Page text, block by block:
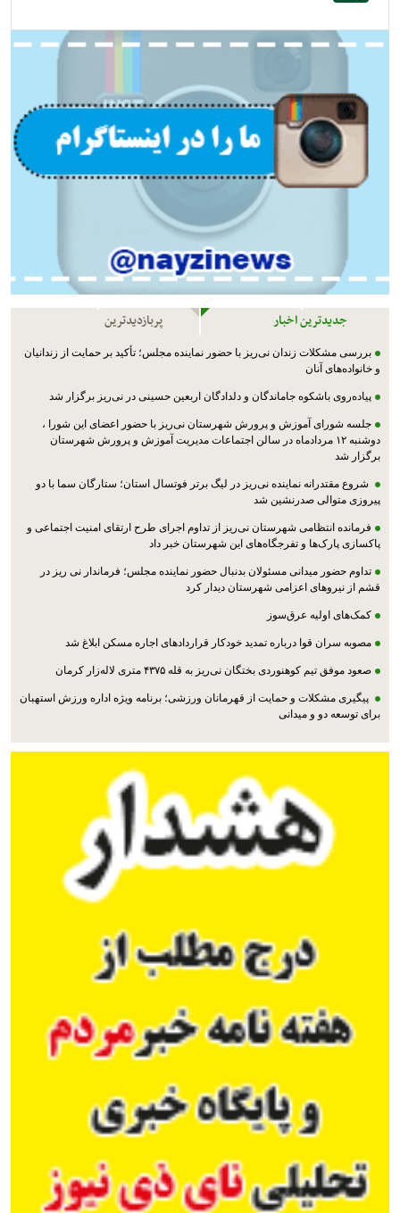
جدیدترین اخبار پربازدیدترین
بررسی مشکلات زندان نی‌ریز با حضور نماینده مجلس؛ تأکید بر حمایت از زندانیان
و خانواده‌های آنان
پیاده‌روی باشکوه جاماندگان و دلدادگان اربعین حسینی در نی‌ریز برگزار شد
جلسه شورای آموزش و پرورش شهرستان نی‌ریز با حضور اعضای این شورا ،
دوشنبه ۱۲ مردادماه در سالن اجتماعات مدیریت آموزش و پرورش شهرستان
برگزار شد
شروع مقتدرانه نماینده نی‌ریز در لیگ برتر فوتسال استان؛ ستارگان سما با دو
پیروزی متوالی صدرنشین شد
فرمانده انتظامی شهرستان نی‌ریز از تداوم اجرای طرح ارتقای امنیت اجتماعی و
پاکسازی پارک‌ها و تفرجگاه‌های این شهرستان خبر داد
تداوم حضور میدانی مسئولان بدنبال حضور نماینده مجلس؛ فرماندار نی ریز در
قشم از نیروهای اعزامی شهرستان دیدار کرد
کمک‌های اولیه عرق‌سوز
مصوبه سران قوا درباره تمدید خودکار قراردادهای اجاره مسکن ابلاغ شد
صعود موفق تیم کوهنوردی بختگان نی‌ریز به قله ۴۳۷۵ متری لاله‌زار کرمان
پیگیری مشکلات و حمایت از قهرمانان ورزشی؛ برنامه ویژه اداره ورزش استهبان
برای توسعه دو و میدانی